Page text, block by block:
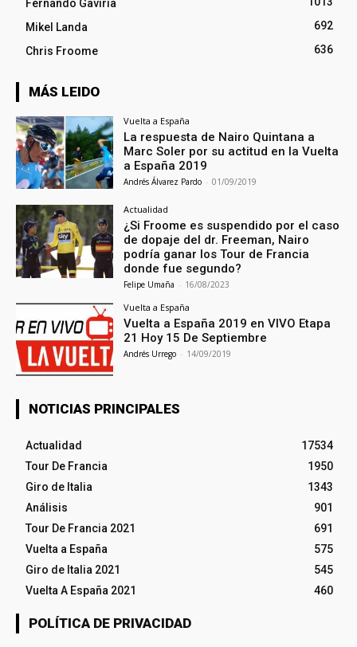
Fernando Gaviria
Mikel Landa
692
Chris Froome
636
MÁS LEIDO
Vuelta a España
La respuesta de Nairo Quintana a
Marc Soler por su actitud en la Vuelta
a España 2019
Andrés Álvarez Pardo - 01/09/2019
Actualidad
¿Si Froome es suspendido por el caso
de dopaje del dr. Freeman, Nairo
podría ganar los Tour de Francia
donde fue segundo?
Felipe Umaña - 16/08/2023
Vuelta a España
Vuelta a España 2019 en VIVO Etapa
21 Hoy 15 De Septiembre
Andrés Urrego - 14/09/2019
NOTICIAS PRINCIPALES
Actualidad
17534
Tour De Francia
1950
Giro de Italia
1343
Análisis
901
Tour De Francia 2021
691
Vuelta a España
575
Giro de Italia 2021
545
Vuelta A España 2021
460
POLÍTICA DE PRIVACIDAD